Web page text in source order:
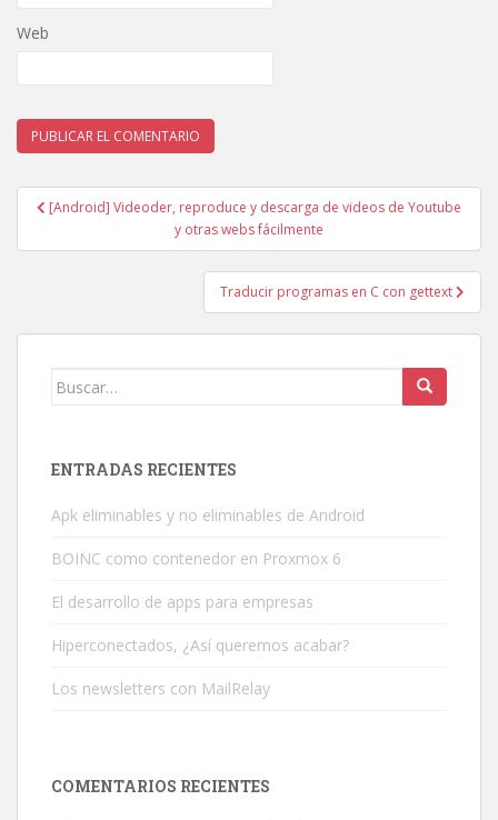
Web
Navegación
entradas
[Android] Videoder, reproduce y descarga de videos de Youtube
y otras webs fácilmente
Traducir programas en C con gettext
Buscar:
ENTRADAS RECIENTES
Apk eliminables y no eliminables de Android
BOINC como contenedor en Proxmox 6
El desarrollo de apps para empresas
Hiperconectados, ¿Así queremos acabar?
Los newsletters con MailRelay
COMENTARIOS RECIENTES